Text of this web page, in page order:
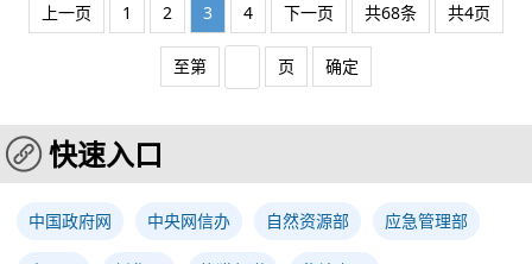
上一页 1 2 3 4 下一页 共68条 共4页
至第 页 确定
快速入口
中国政府网 中央网信办 自然资源部 应急管理部